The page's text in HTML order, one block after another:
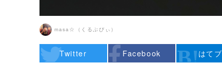
masa☆（くるぷぴぃ）
Twitter Facebook はてブ